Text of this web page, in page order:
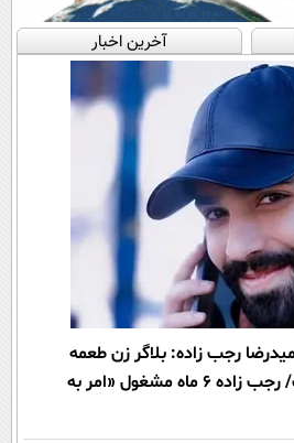
آخرین اخبار
رجب زاده: بلاگر زن طعمه
کشاندن مداح به قرار مرگ/ رجب زاده 6 ماه مشغول «امر به